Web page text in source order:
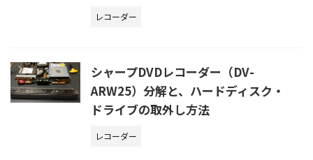
レコーダー
シャープDVDレコーダー（DV-
ARW25）分解と、ハードディスク・
ドライブの取外し方法
レコーダー